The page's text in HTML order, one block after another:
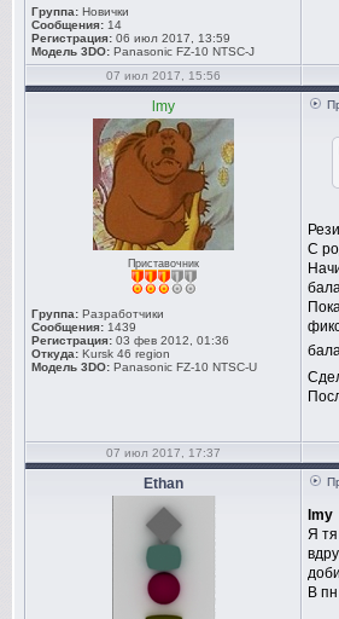
Группа: Новички
Сообщения: 14
Регистрация: 06 июл 2017, 13:59
Модель 3DO: Panasonic FZ-10 NTSC-J
07 июл 2017, 15:56
lmy
Приставочник
Группа: Разработчики
Сообщения: 1439
Регистрация: 03 фев 2012, 01:36
Откуда: Kursk 46 region
Модель 3DO: Panasonic FZ-10 NTSC-U
С
07 июл 2017, 17:37
Ethan
lmy
Я тя
В